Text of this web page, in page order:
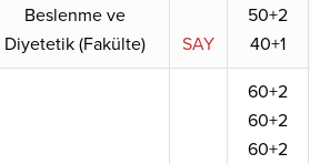
Beslenme ve
Diyetetik (Fakülte)
SAY
50+2
40+1
60+2
60+2
60+2